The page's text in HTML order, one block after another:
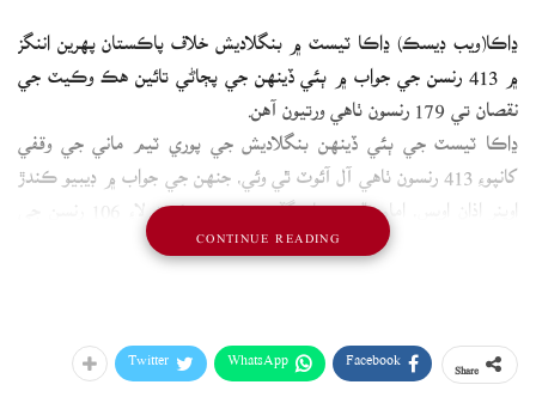
ڍاڪا(ويب ڊيسڪ) ڍاڪا ٽيسٽ ۾ بنگلاديش خلاف پاڪستان پهرين اننگز
۾ 413 رنسن جي جواب ۾ ٻئي ڏينهن جي پڄاڻي تائين هڪ وڪيٽ جي
نقصان تي 179 رنسون ٺاهي ورتيون آهن.
ڍاڪا ٽيسٽ جي ٻئي ڏينهن بنگلاديش جي پوري ٽيم ماني جي وقفي
کانپوءِ 413 رنسون ٺاهي آل آئوٽ ٿي وئي، جنهن جي جواب ۾ ڊيبيو ڪندڙ
ڀائيواري قائم ڪئي، امام الحق 45 رنسون ٺاهي آئوٽ ٿيو.
ان کانپوءِ پهريون ٽيسٽ کيڏندڙ عبدالله فضل ڪريز تي آيو ۽ هن ٻي
ٺاهي ورتيون آهن، اذان اويس 85 ۽ عبدالله فضل 37 رنسن سان ڪريز تي Facebook
WhatsApp
Twitter